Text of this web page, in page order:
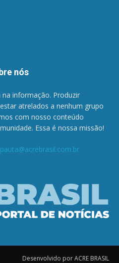
nós
informação. Produzir
atrelados a nenhum grupo
com nosso conteúdo
Essa é nossa missão!
pauta@acrebrasil.com.br
Desenvolvido por ACRE BRASIL